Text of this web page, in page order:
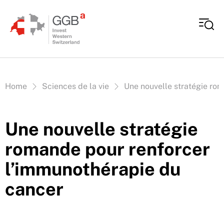
Vous êtes ici:
Home Sciences de la vie Une nouvelle stratégie
Une nouvelle stratégie
romande pour renforcer
l’immunothérapie du
cancer